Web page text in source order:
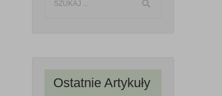
Ostatnie Artykuły